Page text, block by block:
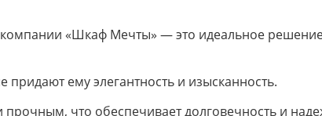
«Шкаф Мечты» — это идеальное
ему элегантность и изысканность.
что обеспечивает долговечность и